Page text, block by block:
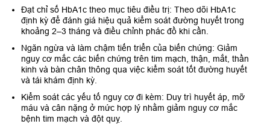
Đạt chỉ số HbA1c theo mục tiêu điều trị: Theo dõi HbA1c
định kỳ để đánh giá hiệu quả kiểm soát đường huyết trong
khoảng 2–3 tháng và điều chỉnh phác đồ khi cần.
Ngăn ngừa và làm chậm tiến triển của biến chứng: Giảm
nguy cơ mắc các biến chứng trên tim mạch, thận, mắt, thần
kinh và bàn chân thông qua việc kiểm soát tốt đường huyết
và tái khám định kỳ.
Kiểm soát các yếu tố nguy cơ đi kèm: Duy trì huyết áp, mỡ
máu và cân nặng ở mức hợp lý nhằm giảm nguy cơ mắc
bệnh tim mạch và đột quỵ.